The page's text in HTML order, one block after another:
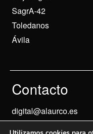
SagrA-42
Toledanos
Ávila
Contacto
digital@alaurco.es